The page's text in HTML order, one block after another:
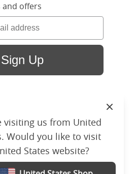
offers
Sign Up
/Lit/ Bois/ Larkin
Co. (2026) Company No.
VAT No. 726 3896 02
visiting us from United
Would you like to visit
States website?
Close